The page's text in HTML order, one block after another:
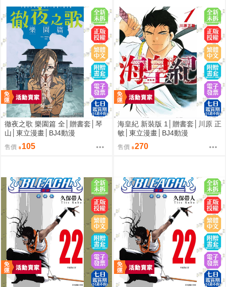
徹夜之歌 樂園篇 全│贈書套│琴
山│東立漫畫│BJ4動漫
售價 105
海皇紀 新裝版 1│贈書套│川原 正
敏│東立漫畫│BJ4動漫
售價 270